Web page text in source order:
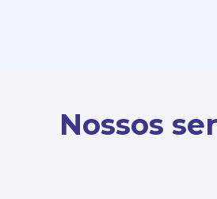
Nossos